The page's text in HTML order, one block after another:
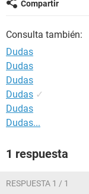
Compartir
Consulta también:
Dudas
Dudas
Dudas
Dudas ✓
Dudas
Dudas...
1 respuesta
RESPUESTA 1 / 1